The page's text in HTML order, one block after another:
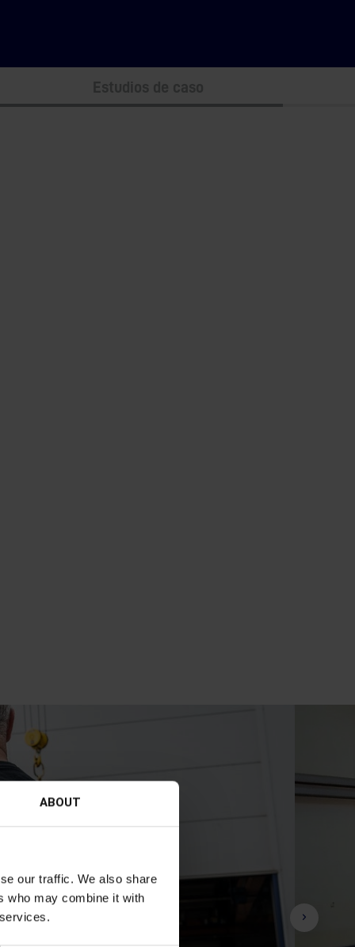
ABOUT
our traffic. We also share
who may combine it with